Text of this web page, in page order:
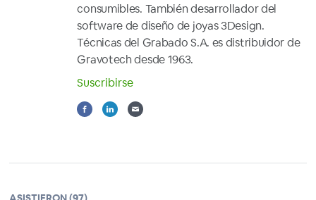
consumibles. También desarrollador del
software de diseño de joyas 3Design.
Técnicas del Grabado S.A. es distribuidor de
Gravotech desde 1963.
Suscribirse